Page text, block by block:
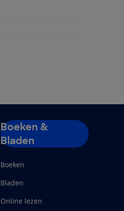
Boeken &
Bladen
Boeken
Bladen
Online lezen